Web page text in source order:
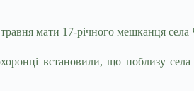
травня мати 17-річного мешканця
встановили, що поблизу